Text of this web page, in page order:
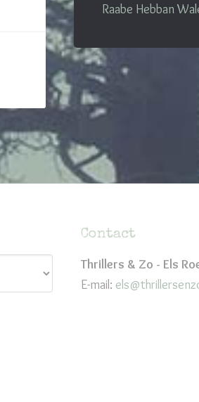
Raabe Hebban
Contact
Thrillers & Zo - Els
E-mail: